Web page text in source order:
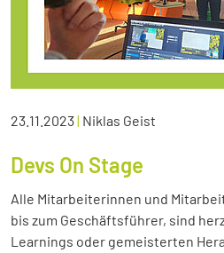
23.11.2023| Niklas Geist
Devs On Stage
Alle Mitarbeiterinnen und
bis zum Geschäftsführer, sind
Learnings oder gemeisterten